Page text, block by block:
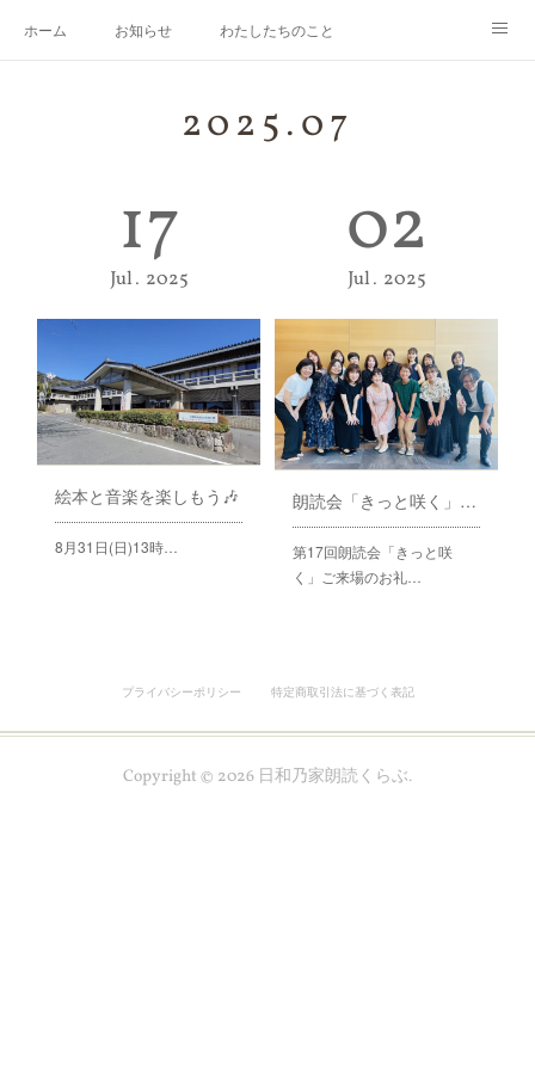
ホーム お知らせ わたしたちのこと
2025.07
17
Jul 2025
絵本と音楽を楽しもう🎶
8月31日(日)13時…
02
Jul 2025
朗読会「きっと咲く」終演致しました。✨💐💖
第17回朗読会「きっと咲
く」ご来場のお礼…
プライバシーポリシー 特定商取引法に基づく表記
Copyright © 2026 日和乃家朗読くらぶ.